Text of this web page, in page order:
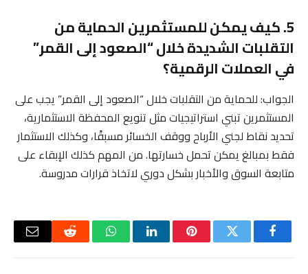
5. كيف يمكن للمستثمرين الحماية من
التقلبات الشديدة خلال “الصعود إلى القمر”
في العملات الرقمية؟
الجواب: للحماية من التقلبات خلال “الصعود إلى القمر” يجب على
المستثمرين تبني استراتيجيات مثل تنويع المحفظة الاستثمارية،
تحديد نقاط لجني الأرباح ووقف الخسائر مسبقًا، وكذلك الاستثمار
فقط بمبالغ يمكن تحمل خسارتها. من المهم كذلك الإبقاء على
متابعة السوق والأخبار بشكل دوري لاتخاذ قرارات مدروسة.
فيسبوكتويتر بينتيريستلينكدإن واتسابرديت
البريد